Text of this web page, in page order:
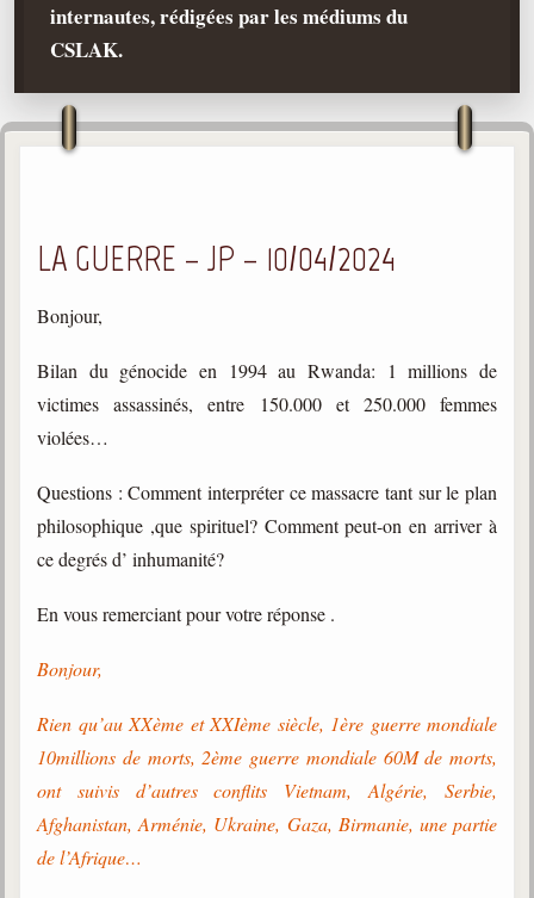
Qu'est-ce que c'est ?
Les bases du spiritisme
Historique
Philosophie
Esprits
Médiums
Les fondateurs
Allan Kardec
Léon Denis
1846-1927
Gabriel Delanne
1927-2025
Bibliothèque
Ouvrages
internautes, rédigées par les médiums du
CSLAK.
LA GUERRE – JP – 10/04/2024
Bonjour,
Bilan du génocide en 1994 au Rwanda: 1 millions de
victimes assassinés, entre 150.000 et 250.000 femmes
violées…
Questions : Comment interpréter ce massacre tant sur le plan
philosophique ,que spirituel? Comment peut-on en arriver à
ce degrés d’ inhumanité?
En vous remerciant pour votre réponse .
Bonjour,
Rien qu’au XXème et XXIème siècle, 1ère guerre mondiale
10millions de morts, 2ème guerre mondiale 60M de morts,
ont suivis d’autres conflits Vietnam, Algérie, Serbie,
Afghanistan, Arménie, Ukraine, Gaza, Birmanie, une partie
de l’Afrique…